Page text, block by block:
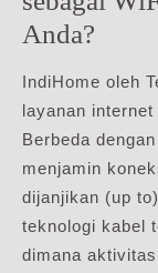
Anda?
IndiHome oleh
layanan
Berbeda
menjamin
dijanjikan (up
teknologi kabel
dimana